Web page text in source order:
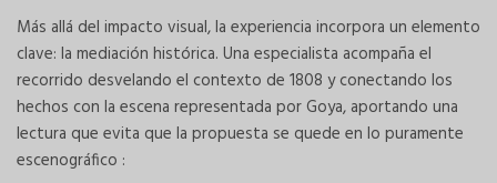
Más allá del impacto visual, la experiencia incorpora un elemento
clave: la mediación histórica. Una especialista acompaña el
recorrido desvelando el contexto de 1808 y conectando los
hechos con la escena representada por Goya, aportando una
lectura que evita que la propuesta se quede en lo puramente
escenográfico :